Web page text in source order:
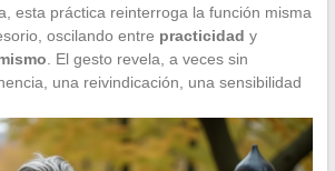
esta práctica reinterroga la función misma
oscilando entre practicidad y
. El gesto revela, a veces sin
una reivindicación, una sensibilidad